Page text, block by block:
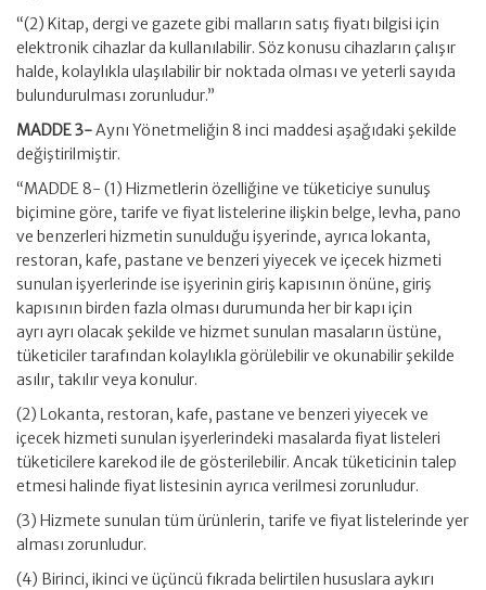
“(2) Kitap, dergi ve gazete gibi malların satış fiyatı bilgisi için
elektronik cihazlar da kullanılabilir. Söz konusu cihazların çalışır
halde, kolaylıkla ulaşılabilir bir noktada olması ve yeterli sayıda
bulundurulması zorunludur.”
MADDE 3-Aynı Yönetmeliğin 8 inci maddesi aşağıdaki şekilde
değiştirilmiştir.
“MADDE 8- (1) Hizmetlerin özelliğine ve tüketiciye sunuluş
biçimine göre, tarife ve fiyat listelerine ilişkin belge, levha, pano
ve benzerleri hizmetin sunulduğu işyerinde, ayrıca lokanta,
restoran, kafe, pastane ve benzeri yiyecek ve içecek hizmeti
sunulan işyerlerinde ise işyerinin giriş kapısının önüne, giriş
kapısının birden fazla olması durumunda her bir kapı için
ayrı ayrı olacak şekilde ve hizmet sunulan masaların üstüne,
tüketiciler tarafından kolaylıkla görülebilir ve okunabilir şekilde
asılır, takılır veya konulur.
(2) Lokanta, restoran, kafe, pastane ve benzeri yiyecek ve
içecek hizmeti sunulan işyerlerindeki masalarda fiyat listeleri
tüketicilere karekod ile de gösterilebilir. Ancak tüketicinin talep
etmesi halinde fiyat listesinin ayrıca verilmesi zorunludur.
(3) Hizmete sunulan tüm ürünlerin, tarife ve fiyat listelerinde yer
alması zorunludur.
(4) Birinci, ikinci ve üçüncü fıkrada belirtilen hususlara aykırı